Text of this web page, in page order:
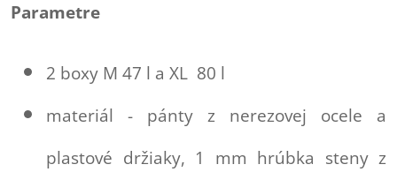
Parametre
2 boxy M 47 l a XL 80 l
materiál - pánty z nerezovej ocele a
plastové držiaky, 1 mm hrúbka steny z